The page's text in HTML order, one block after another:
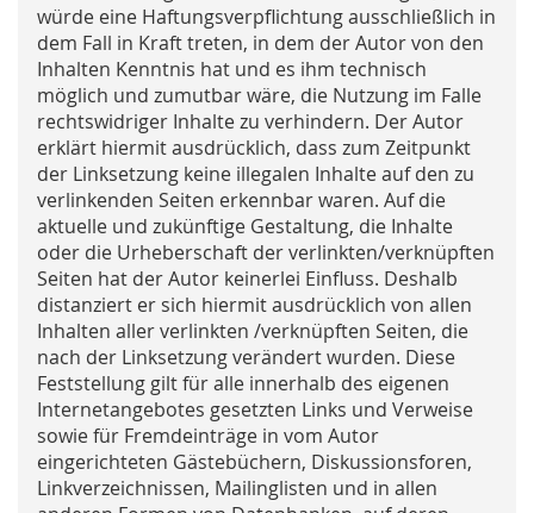
würde eine Haftungsverpflichtung ausschließlich in
dem Fall in Kraft treten, in dem der Autor von den
Inhalten Kenntnis hat und es ihm technisch
möglich und zumutbar wäre, die Nutzung im Falle
rechtswidriger Inhalte zu verhindern. Der Autor
erklärt hiermit ausdrücklich, dass zum Zeitpunkt
der Linksetzung keine illegalen Inhalte auf den zu
verlinkenden Seiten erkennbar waren. Auf die
aktuelle und zukünftige Gestaltung, die Inhalte
oder die Urheberschaft der verlinkten/verknüpften
Seiten hat der Autor keinerlei Einfluss. Deshalb
distanziert er sich hiermit ausdrücklich von allen
Inhalten aller verlinkten /verknüpften Seiten, die
nach der Linksetzung verändert wurden. Diese
Feststellung gilt für alle innerhalb des eigenen
Internetangebotes gesetzten Links und Verweise
sowie für Fremdeinträge in vom Autor
eingerichteten Gästebüchern, Diskussionsforen,
Linkverzeichnissen, Mailinglisten und in allen